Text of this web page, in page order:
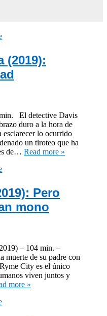
(2019):
El detective Davis
duro a la hora de
esclarecer lo ocurrido
un tiroteo que ha
de… Read more »
Pero
mono
– 104 min. –
muerte de su padre con
City es el único
viven juntos y
more »